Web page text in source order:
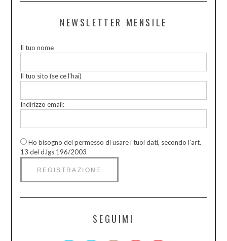
NEWSLETTER MENSILE
Il tuo nome
Il tuo sito (se ce l’hai)
Indirizzo email:
Ho bisogno del permesso di usare i tuoi dati, secondo l’art.
13 del d.lgs 196/2003
SEGUIMI